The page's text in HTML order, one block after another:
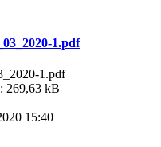
1.pdf
1.pdf
269,63 kB
15:40